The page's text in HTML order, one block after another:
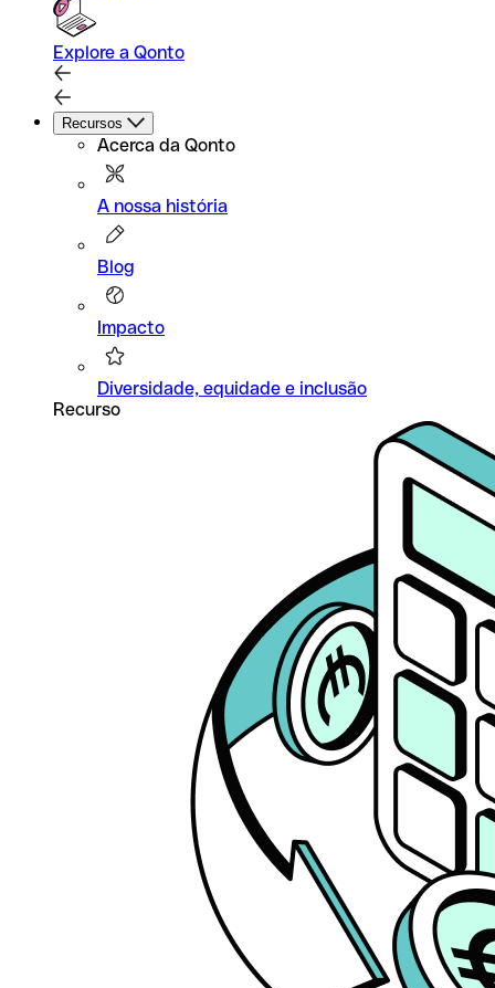
Explore a Qonto
Recursos
Acerca da Qonto
A nossa história
Blog
Impacto
Diversidade, equidade e inclusão
Recurso